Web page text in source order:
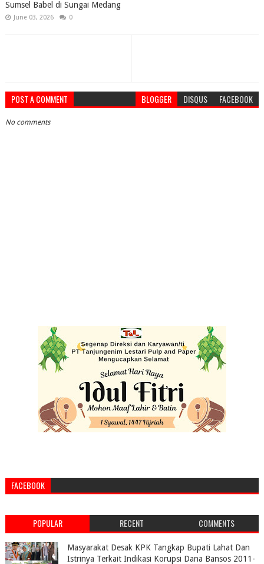
Sumsel Babel di Sungai Medang
June 03, 2026 0
POST A COMMENT BLOGGER DISQUS FACEBOOK
No comments
FACEBOOK
POPULAR RECENT COMMENTS
Masyarakat Desak KPK Tangkap Bupati Lahat Dan
Istrinya Terkait Indikasi Korupsi Dana Bansos 2011-